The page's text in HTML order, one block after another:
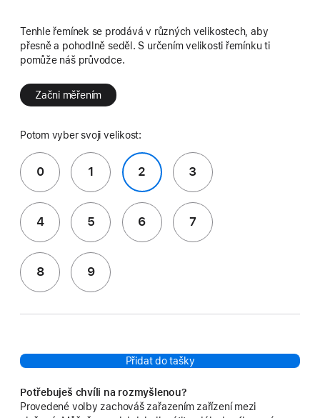
Tenhle řemínek se prodává v různých velikostech, aby
přesně a pohodlně seděl. S určením velikosti řemínku ti
pomůže náš průvodce.
Začni měřením
Potom vyber svoji velikost:
0 1 2 3
4 5 6 7
8 9
Přidat do tašky
Potřebuješ chvíli na rozmyšlenou?
Provedené volby zachováš zařazením zařízení mezi